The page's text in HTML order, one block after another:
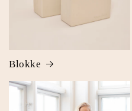
Blokke